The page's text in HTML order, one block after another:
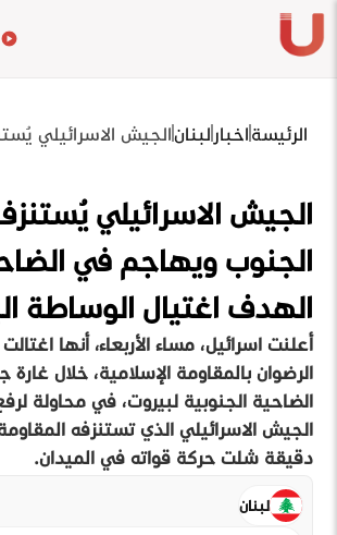
الرئيسةاخبار لبنانالجيش الاسرائيلي
الجيش الاسرائيلي
الجنوب ويهاجم في
الهدف اغتيال الوساطة
أعلنت اسرائيل، مساء الأربعاء، أنها
الرضوان بالمقاومة الإسلامية، خلال
الضاحية الجنوبية لبيروت، في محاولة
الجيش الاسرائيلي الذي تستنزفه
دقيقة شلت حركة قواته في الميدان.
لبنان